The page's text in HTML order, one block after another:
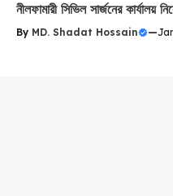
নীলফামারী সিভিল সার্জনের কার্যালয়
By MD. Shadat Hossain —